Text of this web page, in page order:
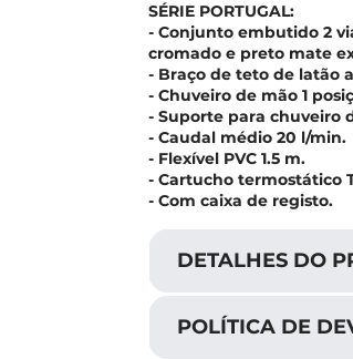
SÉRIE PORTUGAL:
- Conjunto embutido 2
cromado e preto mate
- Braço de teto de latão
- Chuveiro de mão 1
- Suporte para chuveiro
- Caudal médio 20 l/min.
- Flexível PVC 1.5 m.
- Cartucho termostático
- Com caixa de registo.
DETALHES DO
POLÍTICA DE